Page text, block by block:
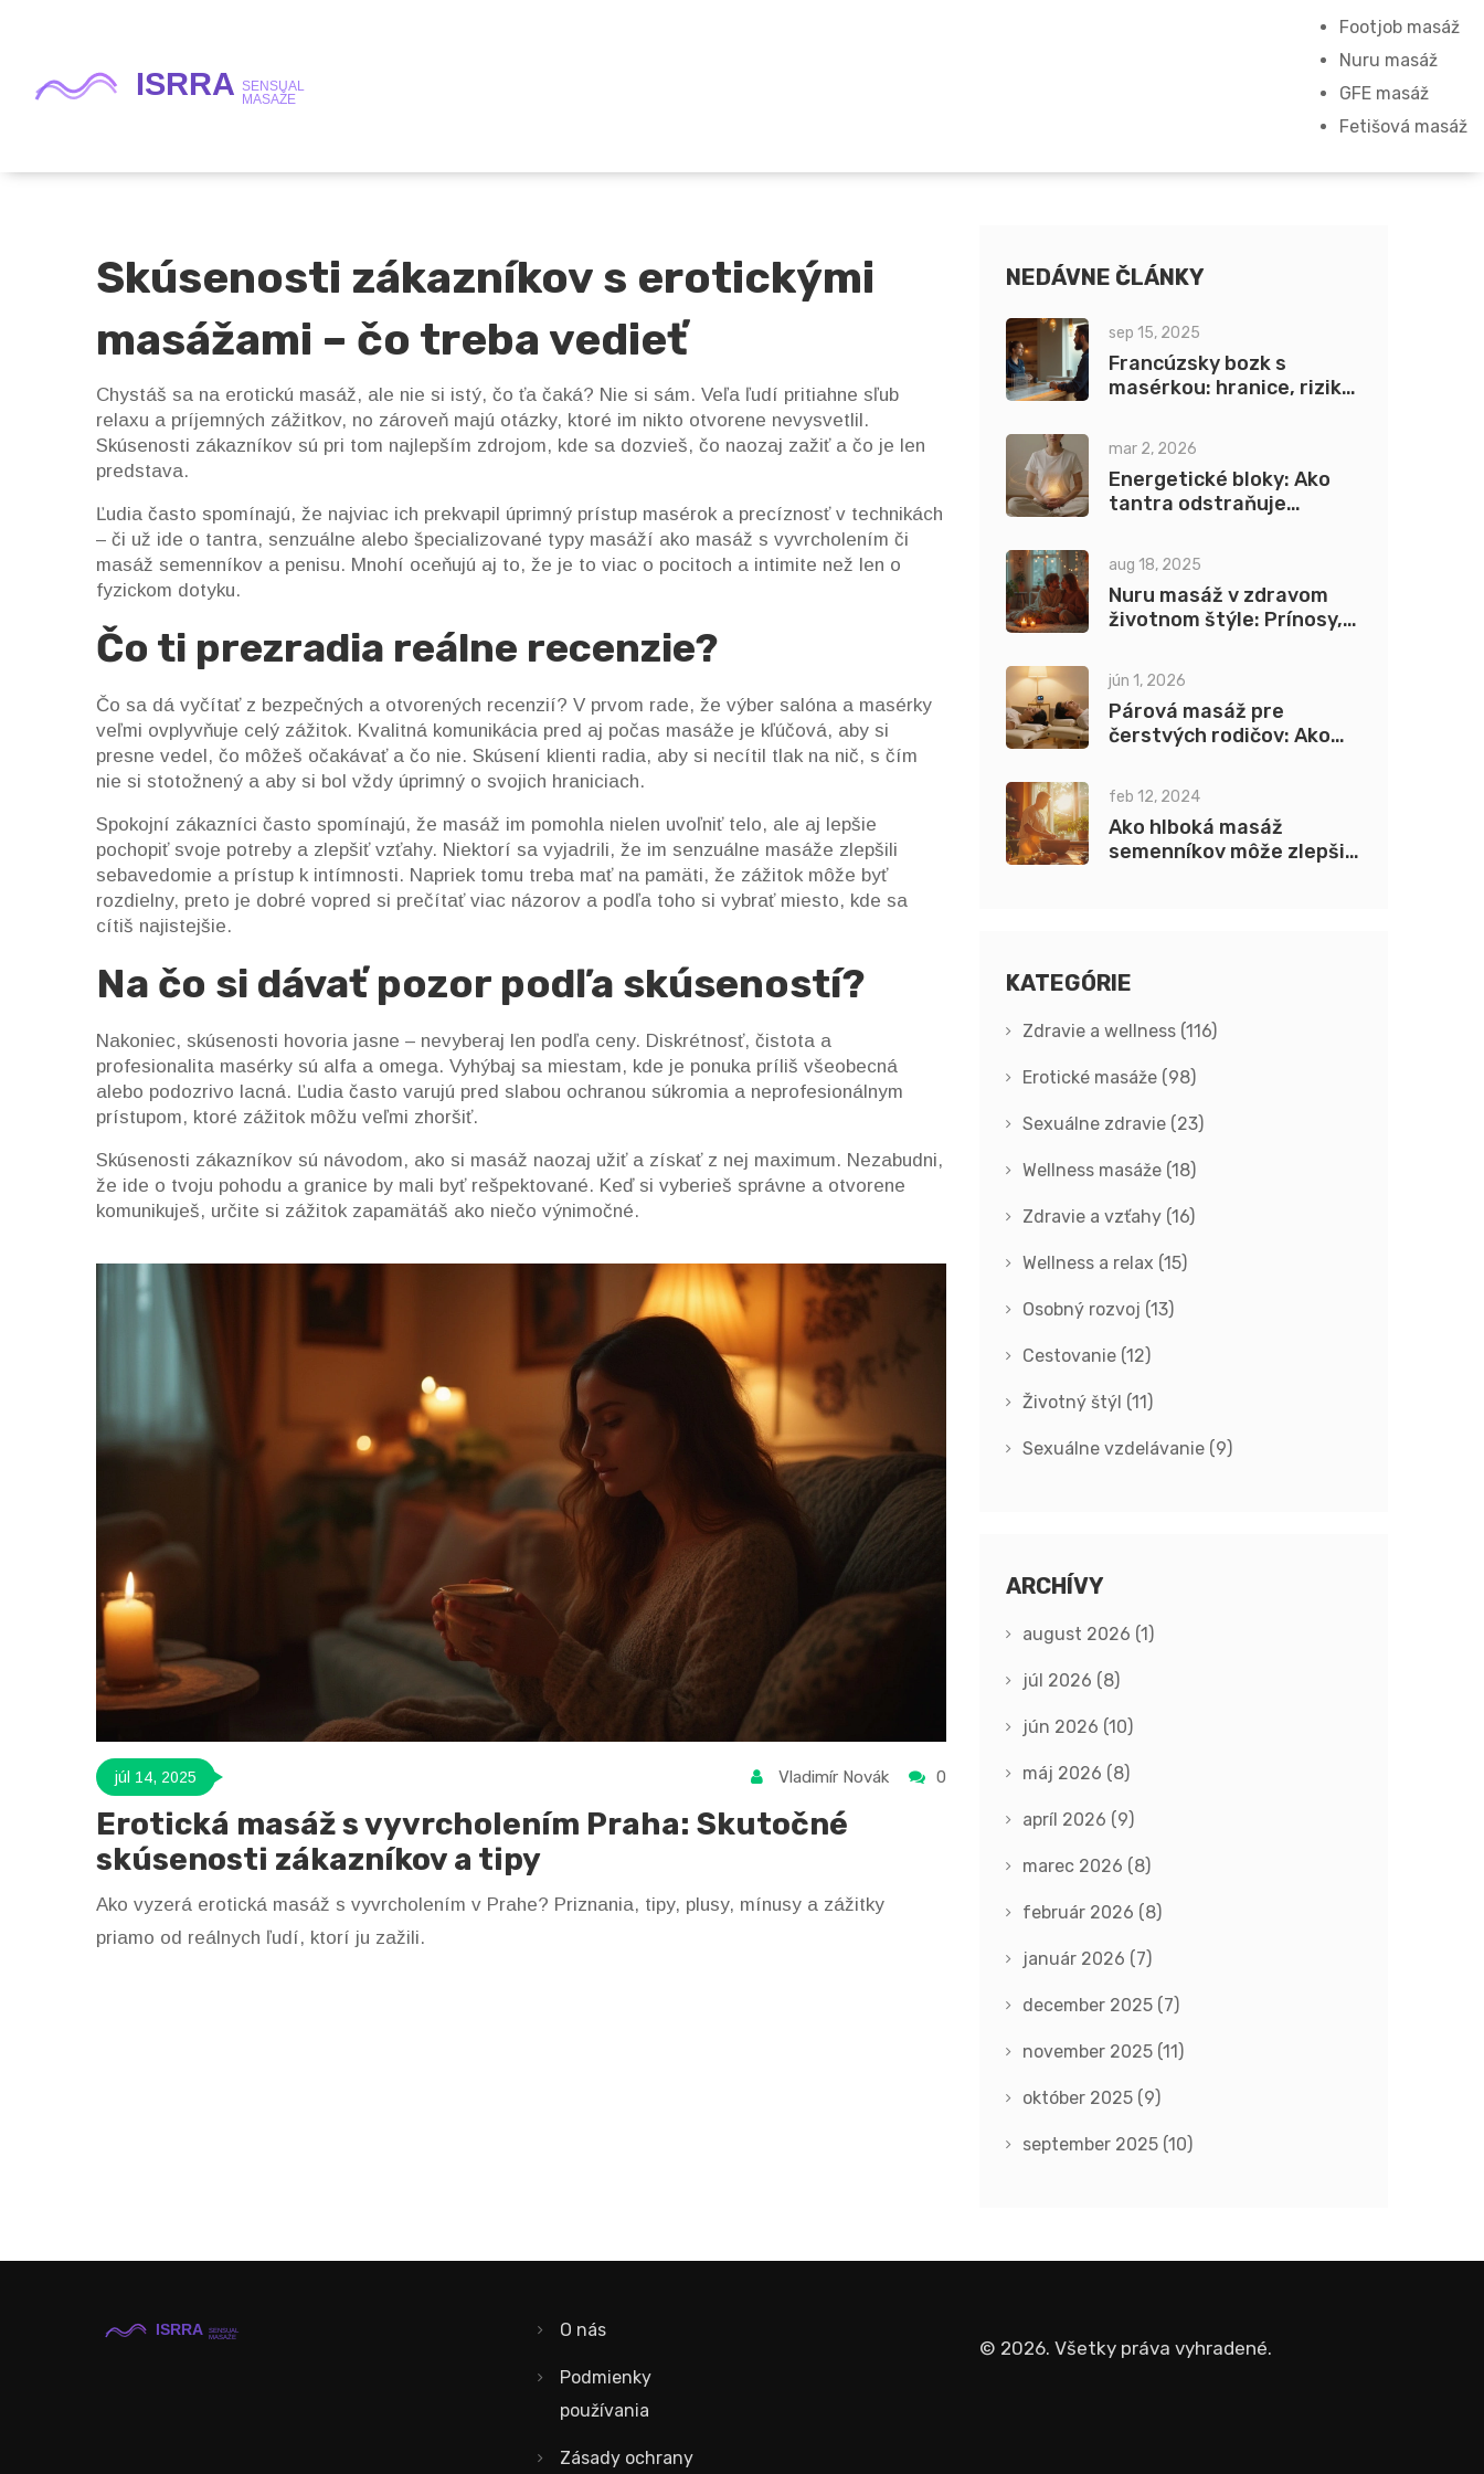
Footjob masáž
Nuru masáž
GFE masáž
Fetišová masáž
Skúsenosti zákazníkov s erotickými
masážami – čo treba vedieť
Chystáš sa na erotickú masáž, ale nie si istý, čo ťa čaká? Nie si sám. Veľa ľudí pritiahne sľub
relaxu a príjemných zážitkov, no zároveň majú otázky, ktoré im nikto otvorene nevysvetlil.
Skúsenosti zákazníkov sú pri tom najlepším zdrojom, kde sa dozvieš, čo naozaj zažiť a čo je len
predstava.
Ľudia často spomínajú, že najviac ich prekvapil úprimný prístup masérok a precíznosť v technikách
– či už ide o tantra, senzuálne alebo špecializované typy masáží ako masáž s vyvrcholením či
masáž semenníkov a penisu. Mnohí oceňujú aj to, že je to viac o pocitoch a intimite než len o
fyzickom dotyku.
Čo ti prezradia reálne recenzie?
Čo sa dá vyčítať z bezpečných a otvorených recenzií? V prvom rade, že výber salóna a masérky
veľmi ovplyvňuje celý zážitok. Kvalitná komunikácia pred aj počas masáže je kľúčová, aby si
presne vedel, čo môžeš očakávať a čo nie. Skúsení klienti radia, aby si necítil tlak na nič, s čím
nie si stotožnený a aby si bol vždy úprimný o svojich hraniciach.
Spokojní zákazníci často spomínajú, že masáž im pomohla nielen uvoľniť telo, ale aj lepšie
pochopiť svoje potreby a zlepšiť vzťahy. Niektorí sa vyjadrili, že im senzuálne masáže zlepšili
sebavedomie a prístup k intímnosti. Napriek tomu treba mať na pamäti, že zážitok môže byť
rozdielny, preto je dobré vopred si prečítať viac názorov a podľa toho si vybrať miesto, kde sa
cítiš najistejšie.
Na čo si dávať pozor podľa skúseností?
Nakoniec, skúsenosti hovoria jasne – nevyberaj len podľa ceny. Diskrétnosť, čistota a
profesionalita masérky sú alfa a omega. Vyhýbaj sa miestam, kde je ponuka príliš všeobecná
alebo podozrivo lacná. Ľudia často varujú pred slabou ochranou súkromia a neprofesionálnym
prístupom, ktoré zážitok môžu veľmi zhoršiť.
Skúsenosti zákazníkov sú návodom, ako si masáž naozaj užiť a získať z nej maximum. Nezabudni,
že ide o tvoju pohodu a granice by mali byť rešpektované. Keď si vyberieš správne a otvorene
komunikuješ, určite si zážitok zapamätáš ako niečo výnimočné.
júl 14, 2025 Vladimír Novák 0
Erotická masáž s vyvrcholením Praha: Skutočné
skúsenosti zákazníkov a tipy
Ako vyzerá erotická masáž s vyvrcholením v Prahe? Priznania, tipy, plusy, mínusy a zážitky
priamo od reálnych ľudí, ktorí ju zažili.
NEDÁVNE ČLÁNKY
sep 15, 2025
Francúzsky bozk s
masérkou: hranice, riziká
mar 2, 2026
Energetické bloky: Ako
tantra odstraňuje
aug 18, 2025
Nuru masáž v zdravom
životnom štýle: Prínosy,
jún 1, 2026
Párová masáž pre
čerstvých rodičov: Ako
intimitu
feb 12, 2024
Ako hlboká masáž
semenníkov môže zlepšiť
KATEGÓRIE
Zdravie a wellness (116)
Erotické masáže (98)
Sexuálne zdravie (23)
Wellness masáže (18)
Zdravie a vzťahy (16)
Wellness a relax (15)
Osobný rozvoj (13)
Cestovanie (12)
Životný štýl (11)
Sexuálne vzdelávanie (9)
ARCHÍVY
august 2026 (1)
júl 2026 (8)
jún 2026 (10)
máj 2026 (8)
apríl 2026 (9)
marec 2026 (8)
február 2026 (8)
január 2026 (7)
december 2025 (7)
november 2025 (11)
október 2025 (9)
september 2025 (10)
O nás
Podmienky
používania
Zásady ochrany
© 2026. Všetky práva vyhradené.